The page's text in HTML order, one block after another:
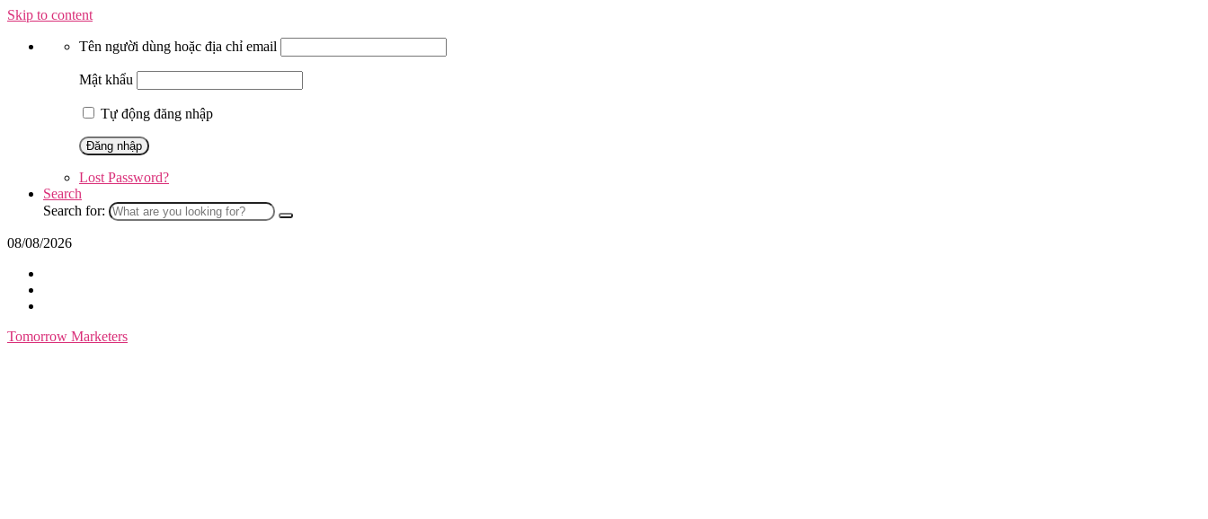
Skip to content
Tên người dùng hoặc địa chỉ email
Mật khẩu
Tự động đăng nhập
Lost Password?
Search
Search for:
08/08/2026
Tomorrow Marketers